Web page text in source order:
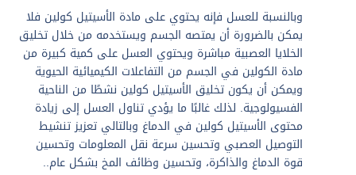
وبالنسبة للعسل فإنه يحتوي على مادة الأسيتيل كولين فلا
يمكن بالضرورة أن يمتصه الجسم ويستخدمه من خلال تخليق
الخلايا العصبية مباشرة ويحتوي العسل على كمية كبيرة من
مادة الكولين في الجسم من التفاعلات الكيميائية الحيوية
ويمكن أن يكون تخليق الأسيتيل كولين نشطًا من الناحية
الفسيولوجية. لذلك غالبًا ما يؤدي تناول العسل إلى زيادة
محتوى الأسيتيل كولين في الدماغ وبالتالي تعزيز تنشيط
التوصيل العصبي وتحسين سرعة نقل المعلومات وتحسين
قوة الدماغ والذاكرة، وتحسين وظائف المخ بشكل عام..